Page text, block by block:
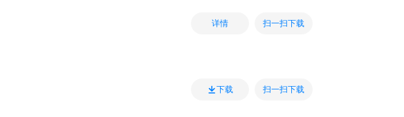
详情 扫一扫下载
下载 扫一扫下载